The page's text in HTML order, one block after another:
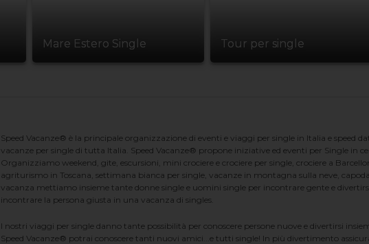
Mare Estero Single Tour per single
Speed Vacanze® è la principale organizzazione di eventi e viaggi per single in Italia e speed
vacanze per single di tutta Italia. Speed Vacanze® propone iniziative ed eventi per Single in
Organizziamo weekend, gite, escursioni, mini crociere e crociere per single, crociere a
agriturismo in Toscana, settimana bianca per single, vacanze in montagna sulla neve,
vacanza mettiamo insieme tante donne single e uomini single per incontrare gente e
incontrare la persona giusta in una vacanza di singles.
I nostri viaggi per single danno tante possibilità per conoscere persone nuove e divertirsi
Speed Vacanze® potrai conoscere tanti nuovi amici...e tutti single! In più divertimento